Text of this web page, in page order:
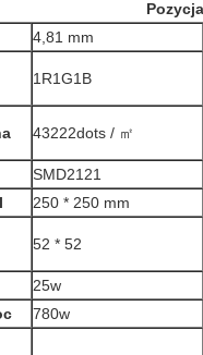
4,81 mm
1R1G1B
43222dots / ㎡
SMD2121
250 * 250 mm
52 * 52
25w
780w